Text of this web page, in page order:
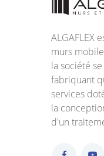
ALGAFLEX
murs
la société
fabriquant
services
la
d'un